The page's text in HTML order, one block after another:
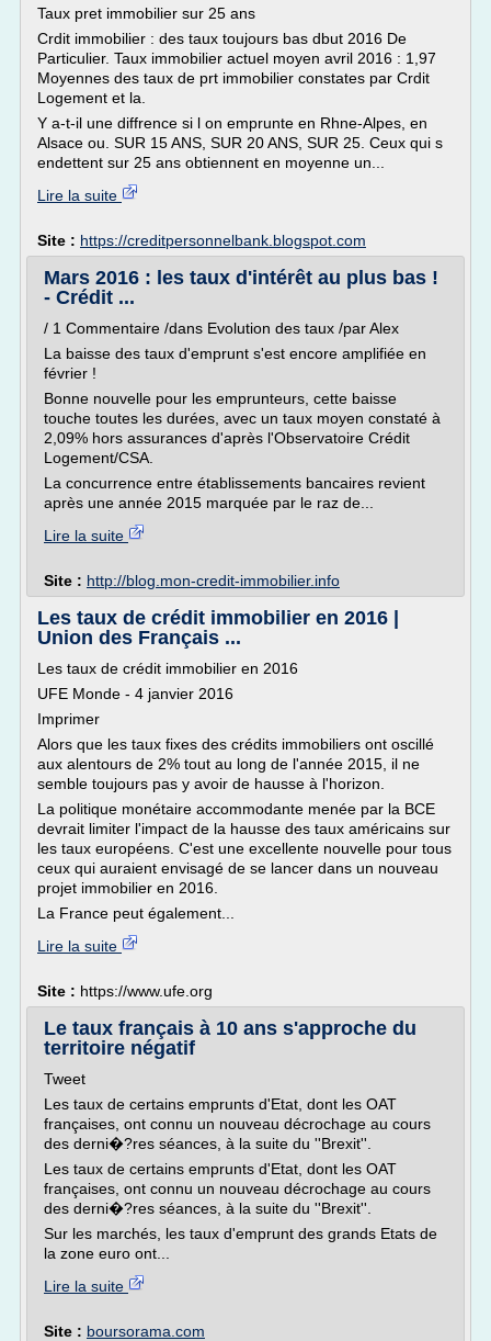
Taux pret immobilier sur 25 ans
Crdit immobilier : des taux toujours bas dbut 2016 De
Particulier. Taux immobilier actuel moyen avril 2016 : 1,97
Moyennes des taux de prt immobilier constates par Crdit
Logement et la.
Y a-t-il une diffrence si l on emprunte en Rhne-Alpes, en
Alsace ou. SUR 15 ANS, SUR 20 ANS, SUR 25. Ceux qui s
endettent sur 25 ans obtiennent en moyenne un...
Lire la suite
Site : https://creditpersonnelbank.blogspot.com
Mars 2016 : les taux d'intérêt au plus bas !
- Crédit ...
/ 1 Commentaire /dans Evolution des taux /par Alex
La baisse des taux d'emprunt s'est encore amplifiée en
février !
Bonne nouvelle pour les emprunteurs, cette baisse
touche toutes les durées, avec un taux moyen constaté à
2,09% hors assurances d'après l'Observatoire Crédit
Logement/CSA.
La concurrence entre établissements bancaires revient
après une année 2015 marquée par le raz de...
Lire la suite
Site : http://blog.mon-credit-immobilier.info
Les taux de crédit immobilier en 2016 |
Union des Français ...
Les taux de crédit immobilier en 2016
UFE Monde - 4 janvier 2016
Imprimer
Alors que les taux fixes des crédits immobiliers ont oscillé
aux alentours de 2% tout au long de l'année 2015, il ne
semble toujours pas y avoir de hausse à l'horizon.
La politique monétaire accommodante menée par la BCE
devrait limiter l'impact de la hausse des taux américains sur
les taux européens. C'est une excellente nouvelle pour tous
ceux qui auraient envisagé de se lancer dans un nouveau
projet immobilier en 2016.
La France peut également...
Lire la suite
Site : https://www.ufe.org
Le taux français à 10 ans s'approche du
territoire négatif
Tweet
Les taux de certains emprunts d'Etat, dont les OAT
françaises, ont connu un nouveau décrochage au cours
des derni�?res séances, à la suite du ''Brexit''.
Les taux de certains emprunts d'Etat, dont les OAT
françaises, ont connu un nouveau décrochage au cours
des derni�?res séances, à la suite du ''Brexit''.
Sur les marchés, les taux d'emprunt des grands Etats de
la zone euro ont...
Lire la suite
Site : boursorama.com